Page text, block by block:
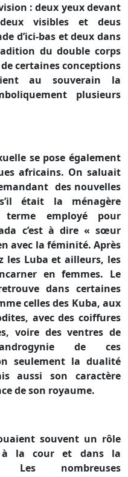
: deux yeux devant
visibles et deus
d’ici-bas et deux dans
du double corps
certaines conceptions
au souverain la
plusieurs
se pose également
africains. On saluait
des nouvelles
était la ménagère
employé pour
c’est à dire « sœur
avec la féminité. Après
les Luba et ailleurs, les
en femmes. Le
dans certaines
celles des Kuba, aux
avec des coiffures
voire des ventres de
de ces
seulement la dualité
aussi son caractère
de son royaume.
souvent un rôle
à la cour et dans la
Les nombreuses